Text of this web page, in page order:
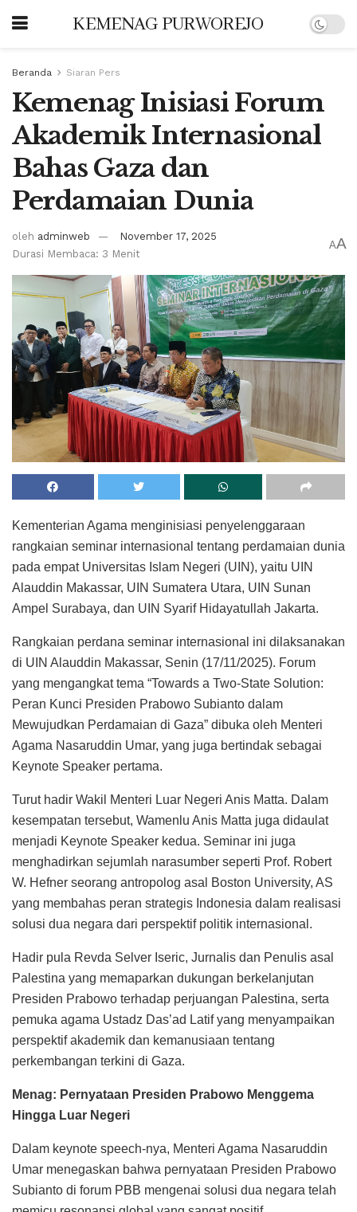
KEMENAG PURWOREJO
Beranda Siaran Pers
Kemenag Inisiasi Forum
Akademik Internasional
Bahas Gaza dan
Perdamaian Dunia
oleh adminweb
November 17, 2025
Durasi Membaca: 3 Menit
AA
Kementerian Agama menginisiasi penyelenggaraan
rangkaian seminar internasional tentang perdamaian dunia
pada empat Universitas Islam Negeri (UIN), yaitu UIN
Alauddin Makassar, UIN Sumatera Utara, UIN Sunan
Ampel Surabaya, dan UIN Syarif Hidayatullah Jakarta.
Rangkaian perdana seminar internasional ini dilaksanakan
di UIN Alauddin Makassar, Senin (17/11/2025). Forum
yang mengangkat tema “Towards a Two-State Solution:
Peran Kunci Presiden Prabowo Subianto dalam
Mewujudkan Perdamaian di Gaza” dibuka oleh Menteri
Agama Nasaruddin Umar, yang juga bertindak sebagai
Keynote Speaker pertama.
Turut hadir Wakil Menteri Luar Negeri Anis Matta. Dalam
kesempatan tersebut, Wamenlu Anis Matta juga didaulat
menjadi Keynote Speaker kedua. Seminar ini juga
menghadirkan sejumlah narasumber seperti Prof. Robert
W. Hefner seorang antropolog asal Boston University, AS
yang membahas peran strategis Indonesia dalam realisasi
solusi dua negara dari perspektif politik internasional.
Hadir pula Revda Selver Iseric, Jurnalis dan Penulis asal
Palestina yang memaparkan dukungan berkelanjutan
Presiden Prabowo terhadap perjuangan Palestina, serta
pemuka agama Ustadz Das’ad Latif yang menyampaikan
perspektif akademik dan kemanusiaan tentang
perkembangan terkini di Gaza.
Menag: Pernyataan Presiden Prabowo Menggema
Hingga Luar Negeri
Dalam keynote speech-nya, Menteri Agama Nasaruddin
Umar menegaskan bahwa pernyataan Presiden Prabowo
Subianto di forum PBB mengenai solusi dua negara telah